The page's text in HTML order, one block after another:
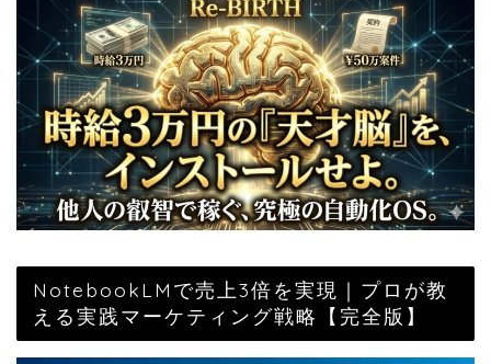
NotebookLMで売上3倍を実現｜プロが教
える実践マーケティング戦略【完全版】